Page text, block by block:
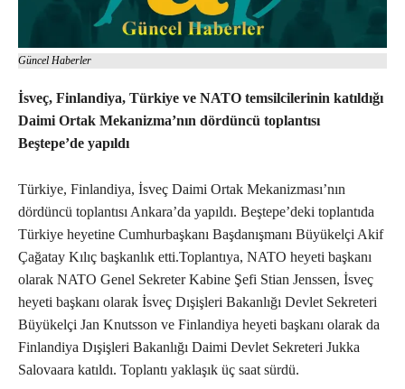
Güncel Haberler
İsveç, Finlandiya, Türkiye ve NATO temsilcilerinin katıldığı
Daimi Ortak Mekanizma’nın dördüncü toplantısı
Beştepe’de yapıldı
Türkiye, Finlandiya, İsveç Daimi Ortak Mekanizması’nın
dördüncü toplantısı Ankara’da yapıldı. Beştepe’deki toplantıda
Türkiye heyetine Cumhurbaşkanı Başdanışmanı Büyükelçi Akif
Çağatay Kılıç başkanlık etti.Toplantıya, NATO heyeti başkanı
olarak NATO Genel Sekreter Kabine Şefi Stian Jenssen, İsveç
heyeti başkanı olarak İsveç Dışişleri Bakanlığı Devlet Sekreteri
Büyükelçi Jan Knutsson ve Finlandiya heyeti başkanı olarak da
Finlandiya Dışişleri Bakanlığı Daimi Devlet Sekreteri Jukka
Salovaara katıldı. Toplantı yaklaşık üç saat sürdü.